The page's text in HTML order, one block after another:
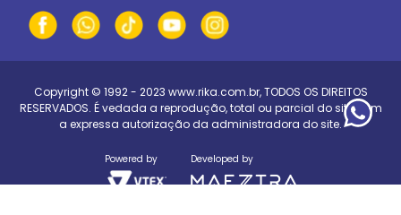
Copyright © 1992 - 2023 www.rika.com.br, TODOS OS DIREITOS
RESERVADOS. É vedada a reprodução, total ou parcial do site, sem
a expressa autorização da administradora do site.
Powered by Developed by